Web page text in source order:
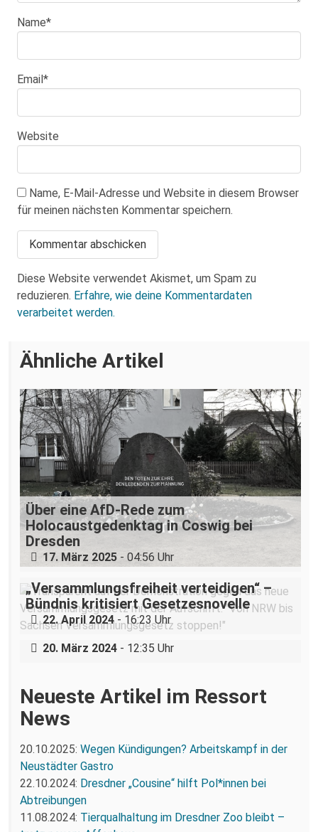
Name*
Email *
Website
Name, E-Mail-Adresse und Website in diesem Browser
für meinen nächsten Kommentar speichern.
Diese Website verwendet Akismet, um Spam zu
reduzieren. Erfahre, wie deine Kommentardaten
verarbeitet werden.
Ähnliche Artikel
Über eine AfD-Rede zum
Holocaustgedenktag in Coswig bei
Dresden
17. März 2025 - 04:56 Uhr
„Versammlungsfreiheit verteidigen“ –
Bündnis kritisiert Gesetzesnovelle
22. April 2024- 16:23 Uhr
„Ein Krankenhaus, eine Belegschaft“ –
Arbeitskampf am städtischen Klinikum
20. März 2024 - 12:35 Uhr
Neueste Artikel im Ressort
News
20.10.2025: Wegen Kündigungen? Arbeitskampf in der
Neustädter Gastro
22.10.2024: Dresdner „Cousine“ hilft Pol*innen bei
Abtreibungen
11.08.2024: Tierqualhaltung im Dresdner Zoo bleibt –